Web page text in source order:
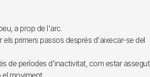
a prop de l'arc.
els primers passos després d'aixecar-se del
de períodes d'inactivitat, com estar assegut